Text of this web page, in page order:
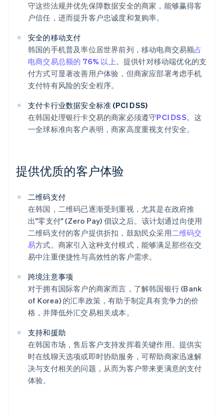
守这些法规并优先保障数据安全的商家，能够赢得客
户信任，进而提升客户忠诚度和复购率。
安全的移动支付
韩国的手机普及率位居世界前列，移动电商交易额占
电商交易总额的 76% 以上。提供针对移动端优化的支
付方式可显著改善用户体验，但商家应部署考虑手机
支付特有风险的安全程序。
支付卡行业数据安全标准 (PCI DSS)
在韩国处理银行卡交易的商家必须遵守PCI DSS。这
一全球标准向客户表明，商家高度重视支付安全。
提供优质的客户体验
二维码支付
在韩国，二维码已逐渐受到重视，尤其是在政府推
出"零支付" (Zero Pay) 倡议之后。该计划通过向使用
二维码支付的客户提供折扣，鼓励民众采用二维码交
易方式。商家引入这种支付模式，能够满足那些在交
易中注重便捷性与高效性的客户需求。
跨境注意事项
对于拥有国际客户的商家而言，了解韩国银行 (Bank
of Korea) 的汇率政策，有助于制定具有竞争力的价
格，并降低外汇交易相关成本。
支持和援助
在韩国市场，售后客户支持发挥着关键作用。提供实
时在线聊天选项或即时协助服务，可帮助商家迅速解
决与支付相关的问题，从而为客户带来更满意的支付
体验。
阿联酋
爱尔兰
English
爱沙尼亚
English
奥地利
澳大利亚
English
巴西
PortuguêsEnglish
保加利亚
English